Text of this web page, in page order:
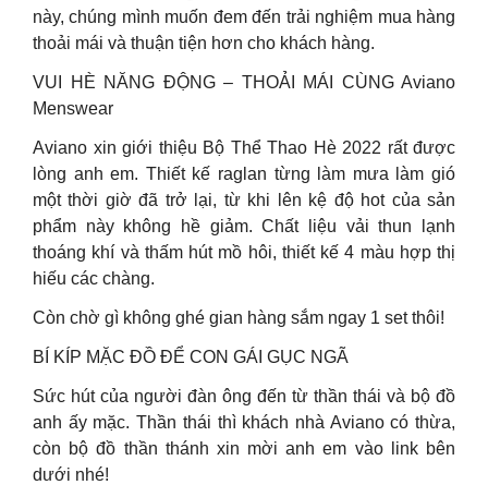
này, chúng mình muốn đem đến trải nghiệm mua hàng
thoải mái và thuận tiện hơn cho khách hàng.
VUI HÈ NĂNG ĐỘNG – THOẢI MÁI CÙNG Aviano
Menswear
Aviano xin giới thiệu Bộ Thể Thao Hè 2022 rất được
lòng anh em. Thiết kế raglan từng làm mưa làm gió
một thời giờ đã trở lại, từ khi lên kệ độ hot của sản
phẩm này không hề giảm. Chất liệu vải thun lạnh
thoáng khí và thấm hút mồ hôi, thiết kế 4 màu hợp thị
hiếu các chàng.
Còn chờ gì không ghé gian hàng sắm ngay 1 set thôi!
BÍ KÍP MẶC ĐỒ ĐỂ CON GÁI GỤC NGÃ
Sức hút của người đàn ông đến từ thần thái và bộ đồ
anh ấy mặc. Thần thái thì khách nhà Aviano có thừa,
còn bộ đồ thần thánh xin mời anh em vào link bên
dưới nhé!